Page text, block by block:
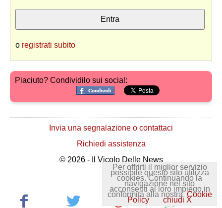
o registrati subito
Piaciuto? Condividilo sui social:
Invia una segnalazione o contattaci
Richiedi assistenza
© 2026 - Il Vicolo Delle News
Per offrirti il miglior servizio
possibile questo sito utilizza
cookies. Continuando la
navigazione nel sito
acconsenti al loro impiego in
conformità alla nostra Cookie
Policy chiudi X